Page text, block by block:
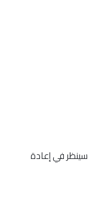
سينظر في إعادة